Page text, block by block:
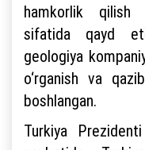
hamkorlik qilish
sifatida qayd
geologiya
o‘rganish va
boshlangan.
Turkiya